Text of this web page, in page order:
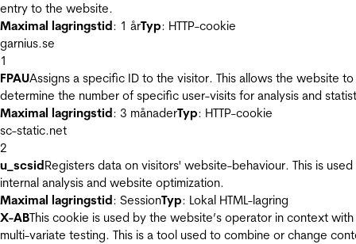
entry to the website.
Maximal lagringstid: 1 årTyp: HTTP-cookie
garnius.se
1
FPAUAssigns a specific ID to the visitor. This allows the website to
determine the number of specific user-visits for analysis and
Maximal lagringstid: 3 månaderTyp: HTTP-cookie
sc-static.net
2
u_scsidRegisters data on visitors' website-behaviour. This is
internal analysis and website optimization.
Maximal lagringstid: SessionTyp: Lokal HTML-lagring
X-ABThis cookie is used by the website’s operator in context with
multi-variate testing. This is a tool used to combine or change